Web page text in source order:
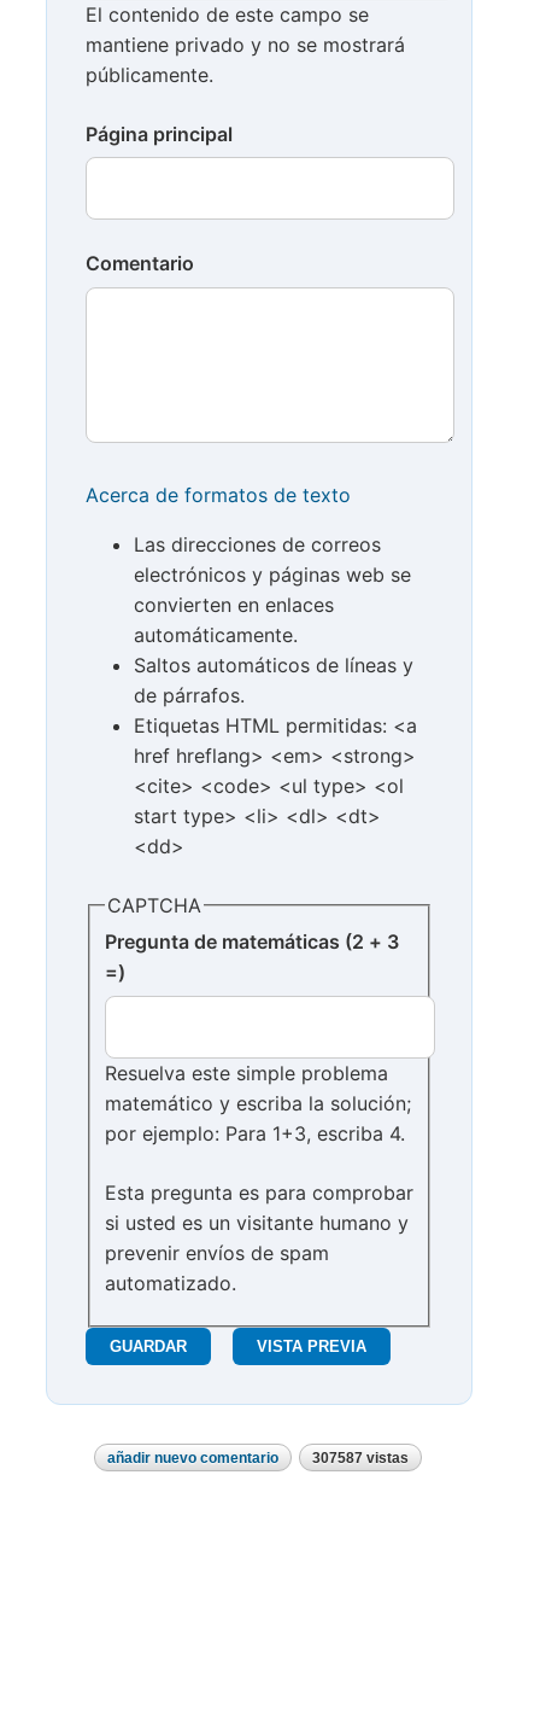
El contenido de este campo se
mantiene privado y no se mostrará
públicamente.
Página principal
Comentario
Acerca de formatos de texto
Las direcciones de correos
electrónicos y páginas web se
convierten en enlaces
automáticamente.
Saltos automáticos de líneas y
de párrafos.
Etiquetas HTML permitidas: <a
href hreflang> <em> <strong>
<cite> <code> <ul type> <ol
start type> <li> <dl> <dt>
<dd>
CAPTCHA
Pregunta de matemáticas (2 + 3
=)
Resuelva este simple problema
matemático y escriba la solución;
por ejemplo: Para 1+3, escriba 4.
Esta pregunta es para comprobar
si usted es un visitante humano y
prevenir envíos de spam
automatizado.
añadir nuevo comentario 307587 vistas